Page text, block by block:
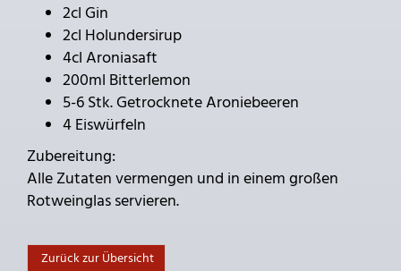
2cl Gin
2cl Holundersirup
4cl Aroniasaft
200ml Bitterlemon
5-6 Stk. Getrocknete Aroniebeeren
4 Eiswürfeln
Zubereitung:
Alle Zutaten vermengen und in einem großen
Rotweinglas servieren.
Zurück zur Übersicht